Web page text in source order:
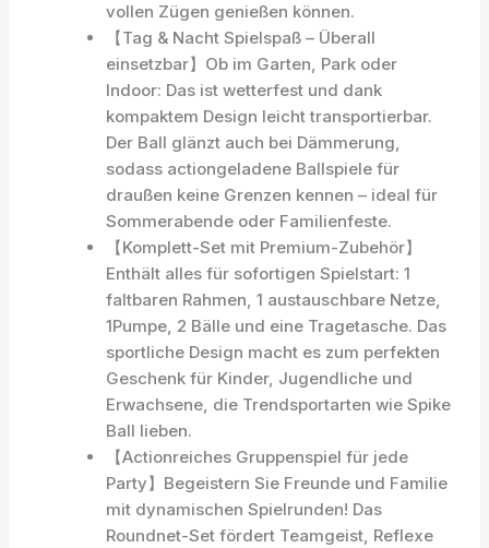
vollen Zügen genießen können.
【Tag & Nacht Spielspaß – Überall
einsetzbar】Ob im Garten, Park oder
Indoor: Das ist wetterfest und dank
kompaktem Design leicht transportierbar.
Der Ball glänzt auch bei Dämmerung,
sodass actiongeladene Ballspiele für
draußen keine Grenzen kennen – ideal für
Sommerabende oder Familienfeste.
【Komplett-Set mit Premium-Zubehör】
Enthält alles für sofortigen Spielstart: 1
faltbaren Rahmen, 1 austauschbare Netze,
1Pumpe, 2 Bälle und eine Tragetasche. Das
sportliche Design macht es zum perfekten
Geschenk für Kinder, Jugendliche und
Erwachsene, die Trendsportarten wie Spike
Ball lieben.
【Actionreiches Gruppenspiel für jede
Party】Begeistern Sie Freunde und Familie
mit dynamischen Spielrunden! Das
Roundnet-Set fördert Teamgeist, Reflexe